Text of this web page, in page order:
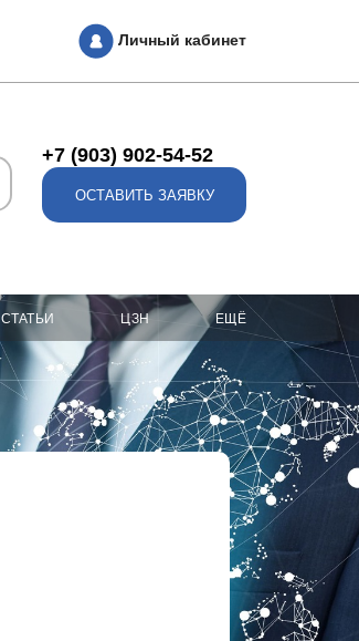
Личный кабинет
+7 (903) 902-54-52
ОСТАВИТЬ ЗАЯВКУ
СТАТЬИ ЦЗН ЕЩЁ